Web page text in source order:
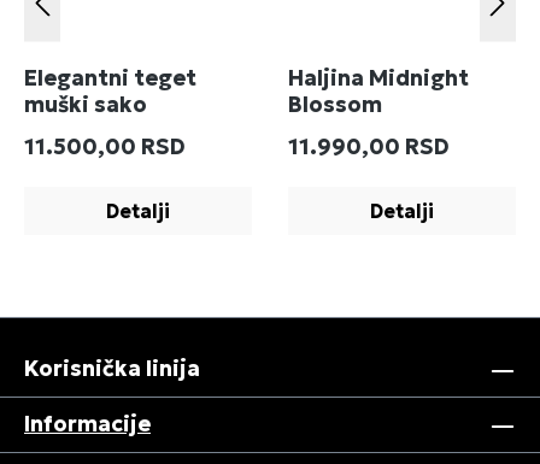
Elegantni teget
muški sako
Redovna cena:
11.500,00 RSD
Detalji
Haljina Midnight
Blossom
Redovna cena:
11.990,00 RSD
Detalji
Korisnička linija
Informacije